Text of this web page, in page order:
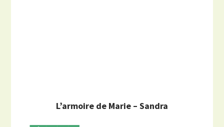
L’armoire de Marie – Sandra